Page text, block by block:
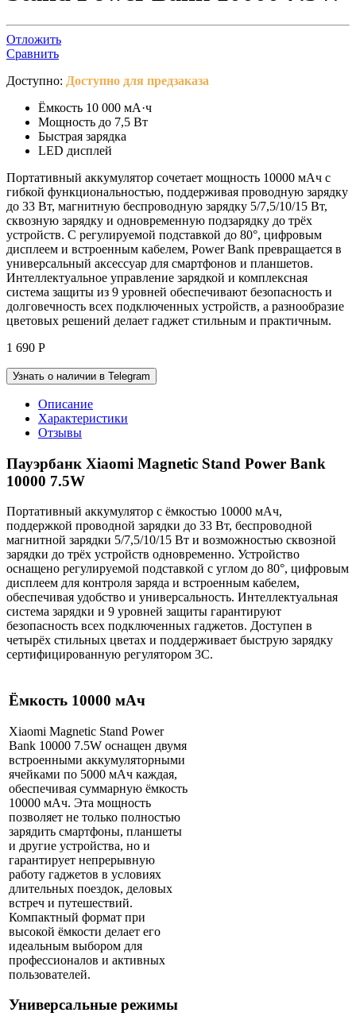
Отложить
Сравнить
Доступно: Доступно для предзаказа
Ёмкость 10 000 мА·ч
Мощность до 7,5 Вт
Быстрая зарядка
LED дисплей
Портативный аккумулятор сочетает мощность 10000 мАч с
гибкой функциональностью, поддерживая проводную зарядку
до 33 Вт, магнитную беспроводную зарядку 5/7,5/10/15 Вт,
сквозную зарядку и одновременную подзарядку до трёх
устройств. С регулируемой подставкой до 80°, цифровым
дисплеем и встроенным кабелем, Power Bank превращается в
универсальный аксессуар для смартфонов и планшетов.
Интеллектуальное управление зарядкой и комплексная
система защиты из 9 уровней обеспечивают безопасность и
долговечность всех подключенных устройств, а разнообразие
цветовых решений делает гаджет стильным и практичным.
1 690 Р
Узнать о наличии в Telegram
Описание
Характеристики
Отзывы
Пауэрбанк Xiaomi Magnetic Stand Power Bank
10000 7.5W
Портативный аккумулятор с ёмкостью 10000 мАч,
поддержкой проводной зарядки до 33 Вт, беспроводной
магнитной зарядки 5/7,5/10/15 Вт и возможностью сквозной
зарядки до трёх устройств одновременно. Устройство
оснащено регулируемой подставкой с углом до 80°, цифровым
дисплеем для контроля заряда и встроенным кабелем,
обеспечивая удобство и универсальность. Интеллектуальная
система зарядки и 9 уровней защиты гарантируют
безопасность всех подключенных гаджетов. Доступен в
четырёх стильных цветах и поддерживает быструю зарядку
сертифицированную регулятором 3С.
Ёмкость 10000 мАч
Xiaomi Magnetic Stand Power
Bank 10000 7.5W оснащен двумя
встроенными аккумуляторными
ячейками по 5000 мАч каждая,
обеспечивая суммарную ёмкость
10000 мАч. Эта мощность
позволяет не только полностью
зарядить смартфоны, планшеты
и другие устройства, но и
гарантирует непрерывную
работу гаджетов в условиях
длительных поездок, деловых
встреч и путешествий.
Компактный формат при
высокой ёмкости делает его
идеальным выбором для
профессионалов и активных
пользователей.
Универсальные режимы